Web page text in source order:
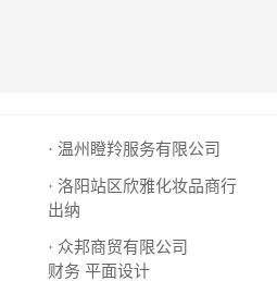
· 温州瞪羚服务有限公司
· 洛阳站区欣雅化妆品商行
出纳
· 众邦商贸有限公司
财务 平面设计